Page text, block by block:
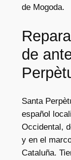
de Mogoda.
de
Santa
español
Occidental,
y en el
Cataluña.